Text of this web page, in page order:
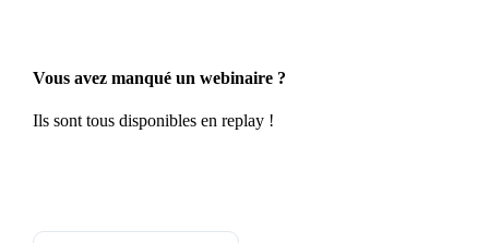
Vous avez manqué un webinaire ?
Ils sont tous disponibles en replay !